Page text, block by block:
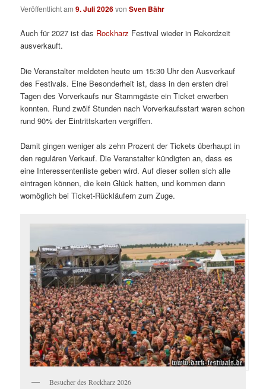
Veröffentlicht am9. Juli 2026vonSven Bähr
Auch für 2027 ist das Rockharz Festival wieder in Rekordzeit
ausverkauft.
Die Veranstalter meldeten heute um 15:30 Uhr den Ausverkauf
des Festivals. Eine Besonderheit ist, dass in den ersten drei
Tagen des Vorverkaufs nur Stammgäste ein Ticket erwerben
konnten. Rund zwölf Stunden nach Vorverkaufsstart waren schon
rund 90% der Eintrittskarten vergriffen.
Damit gingen weniger als zehn Prozent der Tickets überhaupt in
den regulären Verkauf. Die Veranstalter kündigten an, dass es
eine Interessentenliste geben wird. Auf dieser sollen sich alle
eintragen können, die kein Glück hatten, und kommen dann
womöglich bei Ticket-Rückläufern zum Zuge.
Besucher des Rockharz 2026